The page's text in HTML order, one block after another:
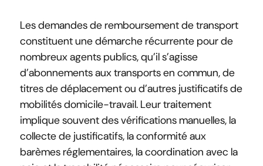
Les demandes de remboursement de transport
constituent une démarche récurrente pour de
nombreux agents publics, qu’il s’agisse
d’abonnements aux transports en commun, de
titres de déplacement ou d’autres justificatifs de
mobilités domicile-travail. Leur traitement
implique souvent des vérifications manuelles, la
collecte de justificatifs, la conformité aux
barèmes réglementaires, la coordination avec la